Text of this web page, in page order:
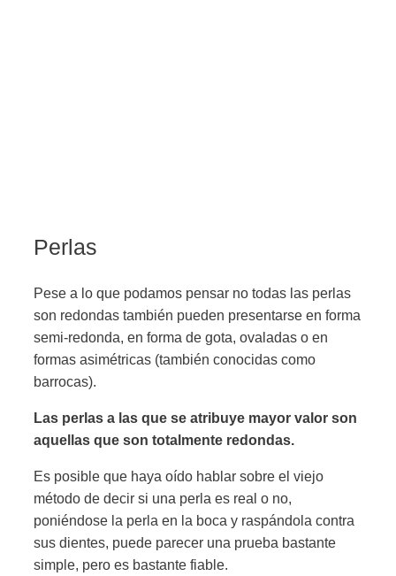
Perlas
Pese a lo que podamos pensar no todas las perlas
son redondas también pueden presentarse en forma
semi-redonda, en forma de gota, ovaladas o en
formas asimétricas (también conocidas como
barrocas).
Las perlas a las que se atribuye mayor valor son
aquellas que son totalmente redondas.
Es posible que haya oído hablar sobre el viejo
método de decir si una perla es real o no,
poniéndose la perla en la boca y raspándola contra
sus dientes, puede parecer una prueba bastante
simple, pero es bastante fiable.